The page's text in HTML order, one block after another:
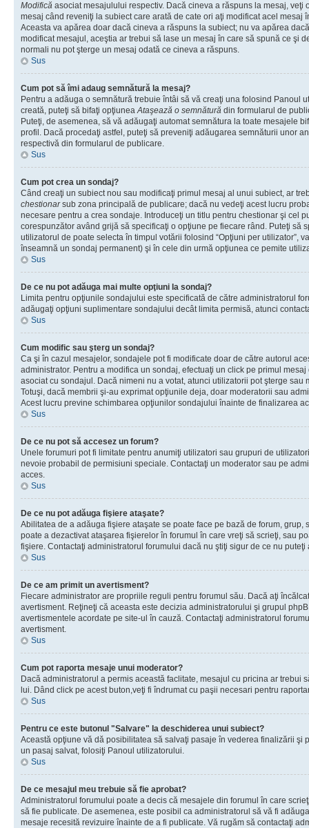
Modifică asociat mesajulului respectiv. Dacă cineva a răspuns la mesaj, veţi
mesaj când reveniţi la subiect care arată de cate ori aţi modificat acel mesaj
Aceasta va apărea doar dacă cineva a răspuns la subiect; nu va apărea
modificat mesajul, aceştia ar trebui să lase un mesaj în care să spună ce şi
normali nu pot şterge un mesaj odată ce cineva a răspuns.
Sus
Cum pot să îmi adaug semnătură la mesaj?
Pentru a adăuga o semnătură trebuie întâi să vă creaţi una folosind Panoul
creată, puteţi să bifaţi opţiuneaAtaşează o semnătură din formularul de
Puteţi, de asemenea, să vă adăugaţi automat semnătura la toate mesajele
profil. Dacă procedaţi astfel, puteţi să preveniţi adăugarea semnăturii unor
respectivă din formularul de publicare.
Sus
Cum pot crea un sondaj?
Când creaţi un subiect nou sau modificaţi primul mesaj al unui subiect, ar
chestionarsub zona principală de publicare; dacă nu vedeţi acest lucru
necesare pentru a crea sondaje. Introduceţi un titlu pentru chestionar şi cel
corespunzător având grijă să specificaţi o opţiune pe fiecare rând. Puteţi să
utilizatorul de poate selecta în timpul votării folosind “Opţiuni per utilizator”,
înseamnă un sondaj permanent) şi în cele din urmă opţiunea ce pemite
Sus
De ce nu pot adăuga mai multe opţiuni la sondaj?
Limita pentru opţiunile sondajului este specificată de către administratorul
adăugaţi opţiuni suplimentare sondajului decât limita permisă, atunci
Sus
Cum modific sau şterg un sondaj?
Ca şi în cazul mesajelor, sondajele pot fi modificate doar de către autorul
administrator. Pentru a modifica un sondaj, efectuaţi un click pe primul
asociat cu sondajul. Dacă nimeni nu a votat, atunci utilizatorii pot şterge
Totuşi, dacă membrii şi-au exprimat opţiunile deja, doar moderatorii sau
Acest lucru previne schimbarea opţiunilor sondajului înainte de finalizarea
Sus
De ce nu pot să accesez un forum?
Unele forumuri pot fi limitate pentru anumiţi utilizatori sau grupuri de
nevoie probabil de permisiuni speciale. Contactaţi un moderator sau pe
acces.
Sus
De ce nu pot adăuga fişiere ataşate?
Abilitatea de a adăuga fişiere ataşate se poate face pe bază de forum, grup,
poate a dezactivat ataşarea fişierelor în forumul în care vreţi să scrieţi, sau
fişiere. Contactaţi administratorul forumului dacă nu ştiţi sigur de ce nu
Sus
De ce am primit un avertisment?
Fiecare administrator are propriile reguli pentru forumul său. Dacă aţi
avertisment. Reţineţi că aceasta este decizia administratorului şi grupul
avertismentele acordate pe site-ul în cauză. Contactaţi administratorul
avertisment.
Sus
Cum pot raporta mesaje unui moderator?
Dacă administratorul a permis această faclitate, mesajul cu pricina ar trebui
lui. Dând click pe acest buton,veţi fi îndrumat cu paşii necesari pentru
Sus
Pentru ce este butonul "Salvare" la deschiderea unui subiect?
Această opţiune vă dă posibilitatea să salvaţi pasaje în vederea finalizării şi
un pasaj salvat, folosiţi Panoul utilizatorului.
Sus
De ce mesajul meu trebuie să fie aprobat?
Administratorul forumului poate a decis că mesajele din forumul în care
să fie publicate. De asemenea, este posibil ca administratorul să vă fi
mesaje recesită revizuire înainte de a fi publicate. Vă rugăm să contactaţi